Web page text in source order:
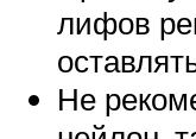
лифов
Не